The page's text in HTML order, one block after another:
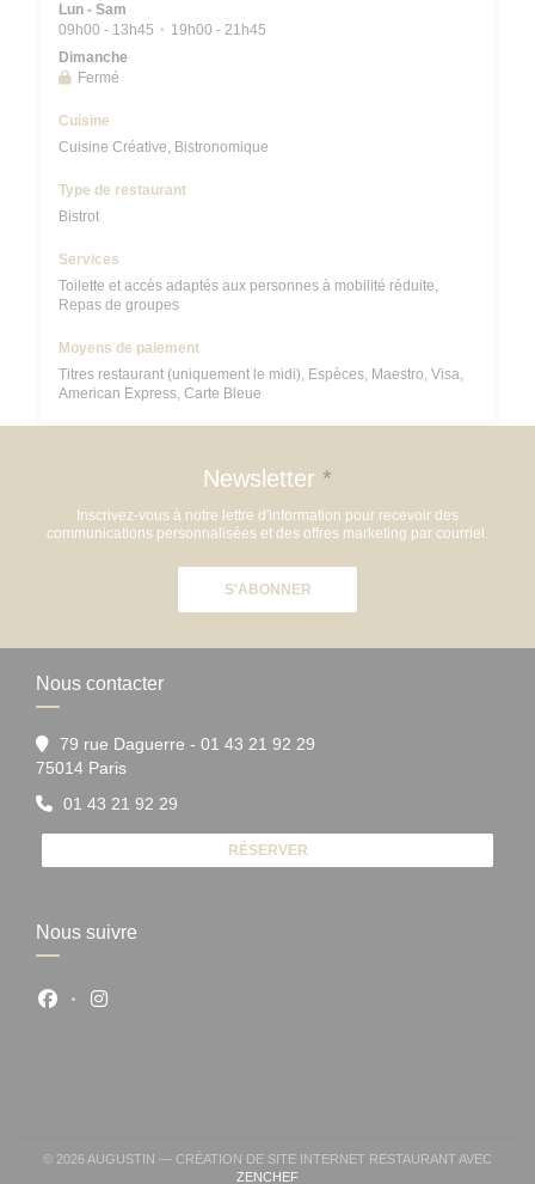
Lun - Sam
09h00 - 13h45 •
19h00 - 21h45
Dimanche
Fermé
Cuisine
Cuisine Créative, Bistronomique
Type de restaurant
Bistrot
Services
Toilette et accès adaptés aux personnes à mobilité réduite,
Repas de groupes
Moyens de paiement
Titres restaurant (uniquement le midi), Espèces, Maestro, Visa,
American Express, Carte Bleue
Newsletter *
Inscrivez-vous à notre lettre d'information pour recevoir des
communications personnalisées et des offres marketing par courriel.
S'ABONNER
Nous contacter
79 rue Daguerre - 01 43 21 92 29
75014 Paris((ouvre une nouvelle fenêtre))
01 43 21 92 29
RÉSERVER
Nous suivre
Facebook ((ouvre une nouvelle fenêtre))
Instagram ((ouvre une nouvelle fenêtre))
© 2026 AUGUSTIN — CRÉATION DE SITE INTERNET RESTAURANT AVEC
ZENCHEF((OUVRE UNE NOUVELLE FENÊTRE))